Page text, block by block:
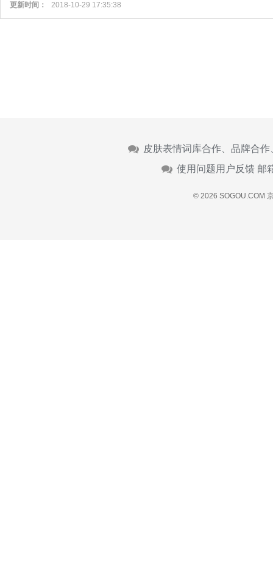
更新时间：
2018-10-29 17:35:38
皮肤表情词库合作、品牌合
使用问题用户反馈 邮
© 2026 SOGOU.COM